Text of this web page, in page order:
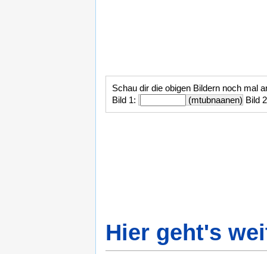
Schau dir die obigen Bildern noch mal
Bild 1:
(mtubnaanen) Bild
Hier geht's